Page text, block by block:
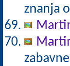
znanja